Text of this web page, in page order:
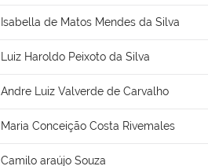
Isabella de Matos Mendes da Silva
Luiz Haroldo Peixoto da Silva
Andre Luiz Valverde de Carvalho
Maria Conceição Costa Rivemales
Camilo araújo Souza